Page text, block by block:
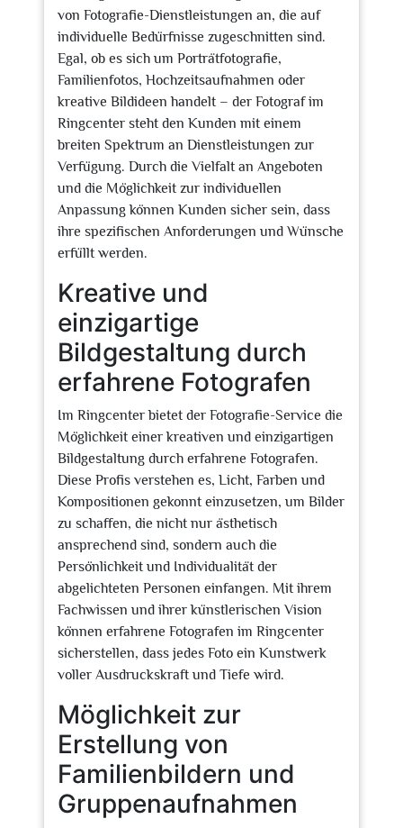
von Fotografie-Dienstleistungen an, die auf
individuelle Bedürfnisse zugeschnitten sind.
Egal, ob es sich um Porträtfotografie,
Familienfotos, Hochzeitsaufnahmen oder
kreative Bildideen handelt – der Fotograf im
Ringcenter steht den Kunden mit einem
breiten Spektrum an Dienstleistungen zur
Verfügung. Durch die Vielfalt an Angeboten
und die Möglichkeit zur individuellen
Anpassung können Kunden sicher sein, dass
ihre spezifischen Anforderungen und Wünsche
erfüllt werden.
Kreative und
einzigartige
Bildgestaltung durch
erfahrene Fotografen
Im Ringcenter bietet der Fotografie-Service die
Möglichkeit einer kreativen und einzigartigen
Bildgestaltung durch erfahrene Fotografen.
Diese Profis verstehen es, Licht, Farben und
Kompositionen gekonnt einzusetzen, um Bilder
zu schaffen, die nicht nur ästhetisch
ansprechend sind, sondern auch die
Persönlichkeit und Individualität der
abgelichteten Personen einfangen. Mit ihrem
Fachwissen und ihrer künstlerischen Vision
können erfahrene Fotografen im Ringcenter
sicherstellen, dass jedes Foto ein Kunstwerk
voller Ausdruckskraft und Tiefe wird.
Möglichkeit zur
Erstellung von
Familienbildern und
Gruppenaufnahmen